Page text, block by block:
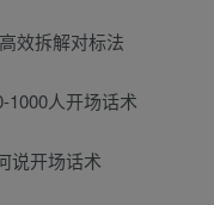
效拆解对标法
1000人开场话术
说开场话术